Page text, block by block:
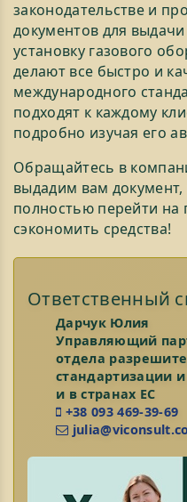
законодательстве и
документов для
установку газового
делают все быстро и
международного
подходят к каждому
подробно изучая его
Обращайтесь в
выдадим вам
полностью перейти на
сэкономить средства!
Ответственный
Дарчук Юлия
Управляющий
отдела
стандартизации
и в странах ЕС
+38 093 469-39-69